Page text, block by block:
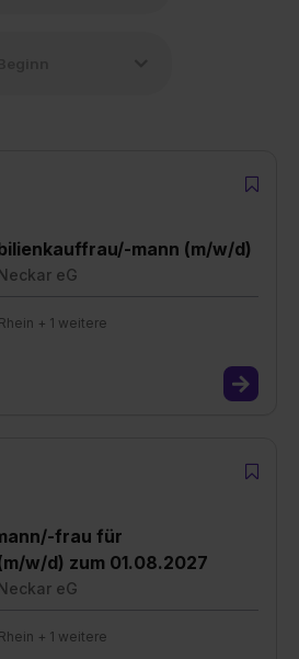
mann (m/w/d)
eG
+ 1 weitere
frau für
w/d) zum 01.08.2027
eG
+ 1 weitere